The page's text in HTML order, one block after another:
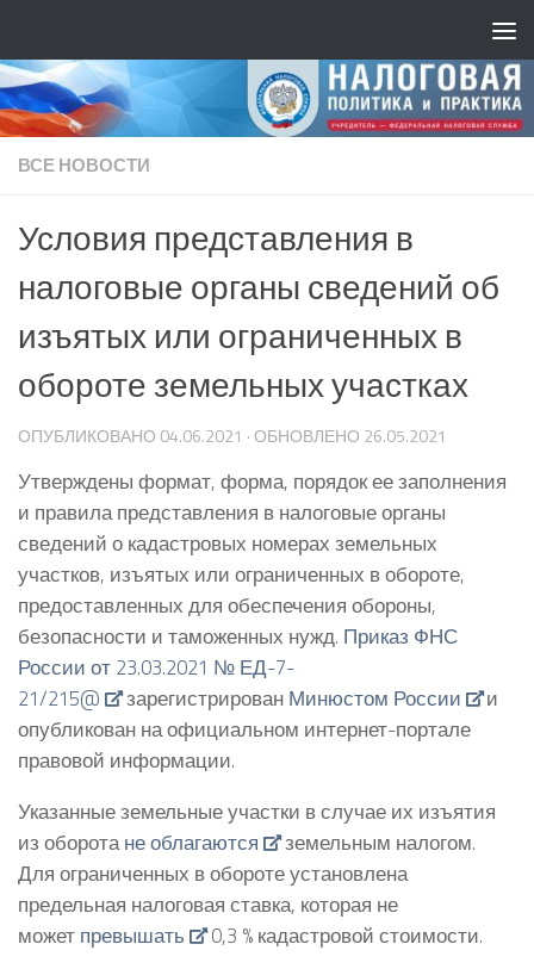
ВСЕ НОВОСТИ
Условия представления в
налоговые органы сведений об
изъятых или ограниченных в
обороте земельных участках
ОПУБЛИКОВАНО 04.06.2021 · ОБНОВЛЕНО 26.05.2021
Утверждены формат, форма, порядок ее заполнения
и правила представления в налоговые органы
сведений о кадастровых номерах земельных
участков, изъятых или ограниченных в обороте,
предоставленных для обеспечения обороны,
безопасности и таможенных нужд. Приказ ФНС
России от 23.03.2021 № ЕД-7-
21/215@
зарегистрирован Минюстом России
и
опубликован на официальном интернет-портале
правовой информации.
Указанные земельные участки в случае их изъятия
из оборотане облагаются
земельным налогом.
Для ограниченных в обороте установлена
предельная налоговая ставка, которая не
может превышать
0,3 % кадастровой стоимости.